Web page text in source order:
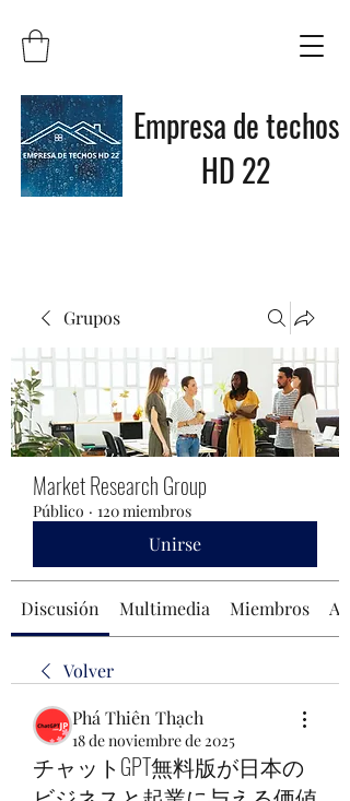
Empresa de techos
HD 22
Grupos
Market Research Group
Público · 120 miembros
Unirse
Discusión Multimedia Miembros
Volver
Phá Thiên Thạch
18 de noviembre de 2025
チャットGPT無料版が日本の